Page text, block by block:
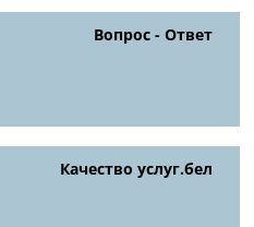
Вопрос - Ответ
Качество услуг.бел